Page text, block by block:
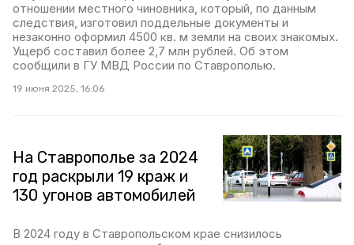
отношении местного чиновника, который, по данным
следствия, изготовил поддельные документы и
незаконно оформил 4500 кв. м земли на своих знакомых.
Ущерб составил более 2,7 млн рублей. Об этом
сообщили в ГУ МВД России по Ставрополью.
19 июня 2025, 16:06
На Ставрополье за 2024
год раскрыли 19 краж и
130 угонов автомобилей
В 2024 году в Ставропольском крае снизилось